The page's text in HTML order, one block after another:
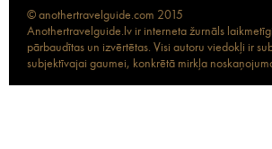
© anothertravelguide.com 2015
Anothertravelguide.lv ir interneta žurnāls
pārbaudītas un izvērtētas. Visi autoru viedokļi ir
subjektīvajai gaumei, konkrētā mirkļa